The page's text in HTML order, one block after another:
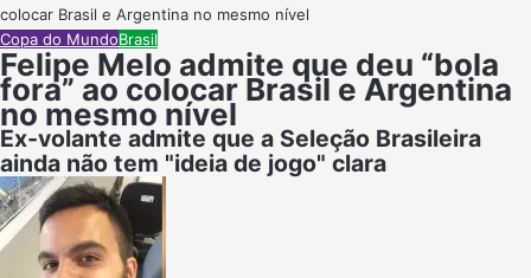
colocar Brasil e Argentina no mesmo nível
Copa do MundoBrasil
Felipe Melo admite que deu “bola
fora” ao colocar Brasil e Argentina
no mesmo nível
Ex-volante admite que a Seleção Brasileira
ainda não tem "ideia de jogo" clara